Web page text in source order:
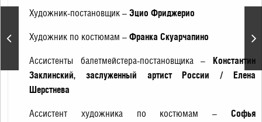
версии великого
Художник-постановщик – Эцио Фриджерио
Художник по костюмам – Франка Скуарчапино
Ассистенты балетмейстера-постановщика – Константин
Заклинский, заслуженный артист России / Елена
Шерстнева
Ассистент художника по костюмам – Софья